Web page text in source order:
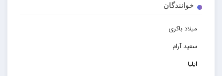
خوانندگان
میلاد باکری
سعید آرام
ایلیا